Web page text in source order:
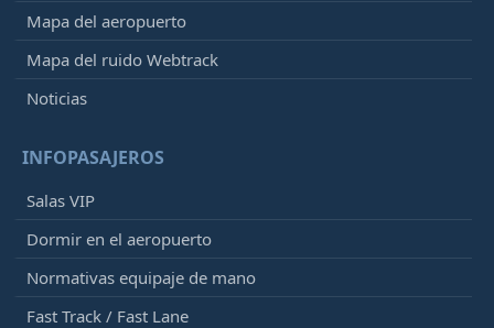
Mapa del aeropuerto
Mapa del ruido Webtrack
Noticias
INFOPASAJEROS
Salas VIP
Dormir en el aeropuerto
Normativas equipaje de mano
Fast Track / Fast Lane